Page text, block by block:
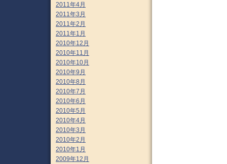
2011年4月
2011年3月
2011年2月
2011年1月
2010年12月
2010年11月
2010年10月
2010年9月
2010年8月
2010年7月
2010年6月
2010年5月
2010年4月
2010年3月
2010年2月
2010年1月
2009年12月